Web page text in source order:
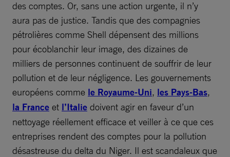
des comptes. Or, sans une action urgente, il n’y
aura pas de justice. Tandis que des compagnies
pétrolières comme Shell dépensent des millions
pour écoblanchir leur image, des dizaines de
milliers de personnes continuent de souffrir de leur
pollution et de leur négligence. Les gouvernements
européens comme le Royaume-Uni, les Pays-Bas,
la France et l’Italie doivent agir en faveur d’un
nettoyage réellement efficace et veiller à ce que ces
entreprises rendent des comptes pour la pollution
désastreuse du delta du Niger. Il est scandaleux que